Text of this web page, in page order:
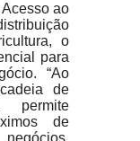
ao
o
para
“Ao
de
permite
de